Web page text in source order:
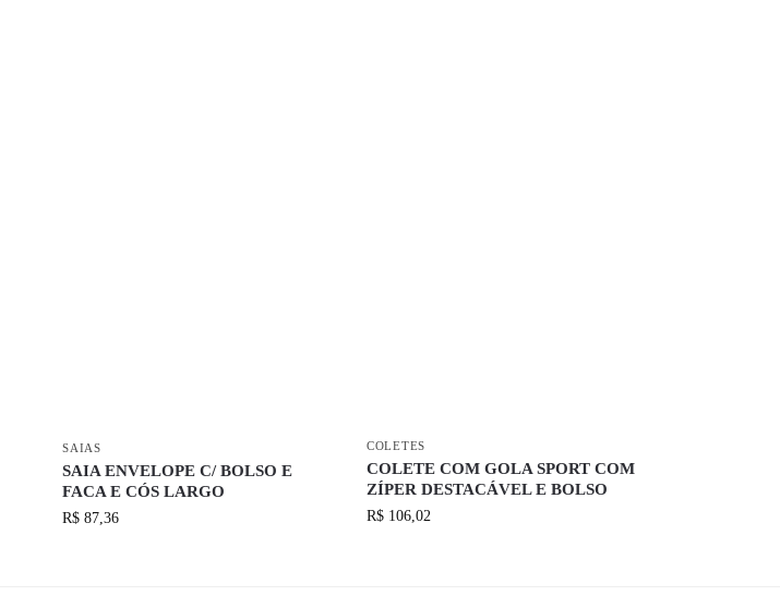
SAIAS
SAIA ENVELOPE C/ BOLSO E
FACA E CÓS LARGO
R$ 87,36
COLETES
COLETE COM GOLA SPORT COM
ZÍPER DESTACÁVEL E BOLSO
R$ 106,02